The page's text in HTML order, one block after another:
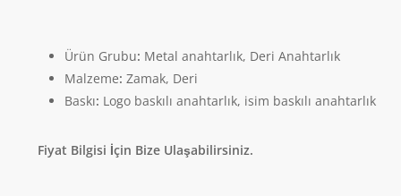
Ürün Grubu: Metal anahtarlık, Deri Anahtarlık
Malzeme: Zamak, Deri
Baskı: Logo baskılı anahtarlık, isim baskılı anahtarlık
Fiyat Bilgisi İçin Bize Ulaşabilirsiniz.